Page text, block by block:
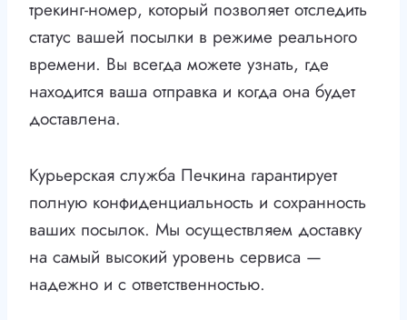
трекинг-номер, который позволяет отследить
статус вашей посылки в режиме реального
времени. Вы всегда можете узнать, где
находится ваша отправка и когда она будет
доставлена.
Курьерская служба Печкина гарантирует
полную конфиденциальность и сохранность
ваших посылок. Мы осуществляем доставку
на самый высокий уровень сервиса —
надежно и с ответственностью.